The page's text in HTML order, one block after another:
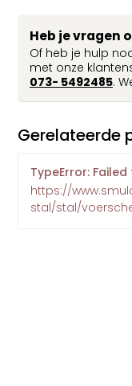
Heb je vragen
Of heb je hulp
met onze
073- 5492485.
Gerelateerde
TypeError:
https://
stal/stal/